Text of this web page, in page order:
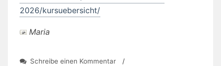
2026/kursuebersicht/
Maria
Schreibe einen Kommentarzu /